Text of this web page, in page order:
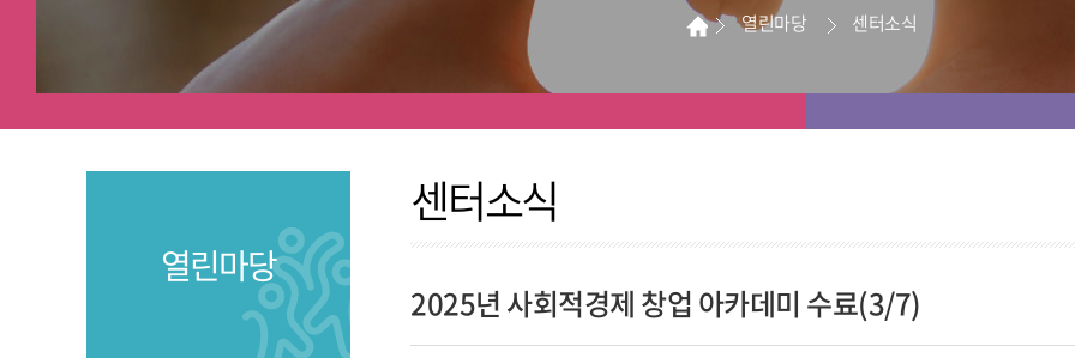
자활기업
마이페이지
열린마당
열린마당 센터소식
센터소식
2025년 사회적경제 창업 아카데미 수료(3/7)